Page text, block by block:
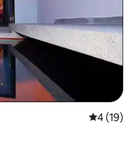
4 de uma
4 (19)